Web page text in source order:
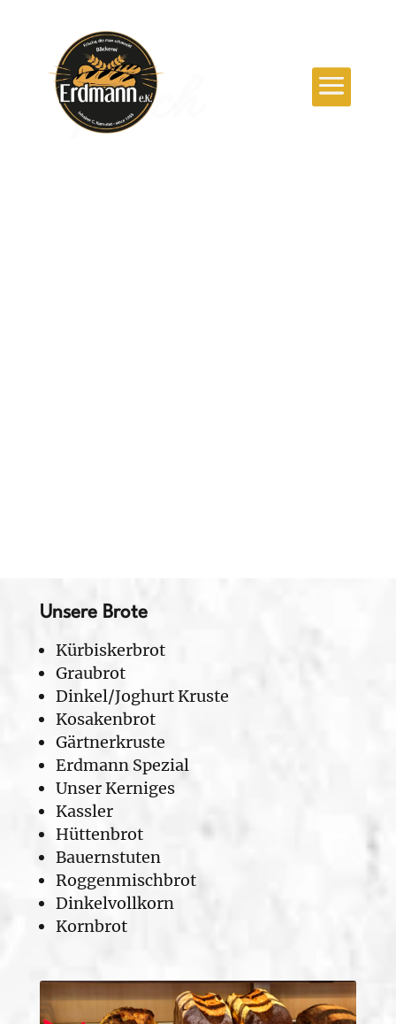
frisch
Unsere Brote
Kürbiskerbrot
Graubrot
Dinkel/Joghurt Kruste
Kosakenbrot
Gärtnerkruste
Erdmann Spezial
Unser Kerniges
Kassler
Hüttenbrot
Bauernstuten
Roggenmischbrot
Dinkelvollkorn
Kornbrot